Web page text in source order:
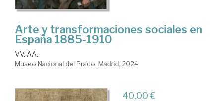
Arte y transformaciones sociales en
España 1885-1910
VV. AA.
Museo Nacional del Prado. Madrid, 2024
40,00 €